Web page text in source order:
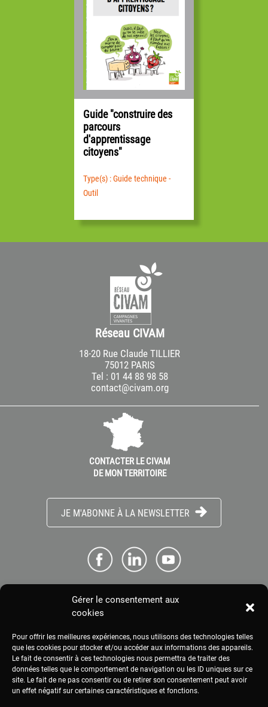
Gérer le consentement aux
cookies
Pour offrir les meilleures expériences, nous utilisons des technologies telles
que les cookies pour stocker et/ou accéder aux informations des appareils.
Le fait de consentir à ces technologies nous permettra de traiter des
données telles que le comportement de navigation ou les ID uniques sur ce
site. Le fait de ne pas consentir ou de retirer son consentement peut avoir
un effet négatif sur certaines caractéristiques et fonctions.
Guide "construire des
parcours
d'apprentissage
citoyens"
Type(s) : Guide technique -
Outil
Réseau CIVAM
18-20 Rue Claude TILLIER
75012 PARIS
Tel : 01 44 88 98 58
contact@civam.org
CONTACTER LE CIVAM
DE MON TERRITOIRE
JE M'ABONNE À LA NEWSLETTER
ME CONNECTER
ESPACE PRESSE
MENTIONS LÉGALES